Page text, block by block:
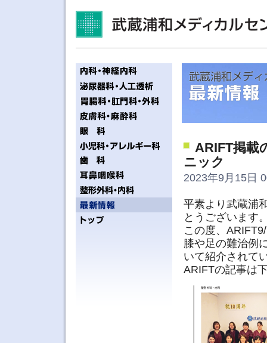
ARIFT掲載
ニック
2023年9月15日
平素より武蔵浦
とうございます
この度、
膝や足の難治例
いて紹介されて
ARIFTの記事は